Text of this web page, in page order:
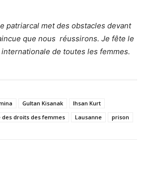
patriarcal met des obstacles devant
que nous réussirons. Je fête le
de toutes les femmes.
Gultan Kisanak
Ihsan Kurt
droits des femmes
Lausanne prison